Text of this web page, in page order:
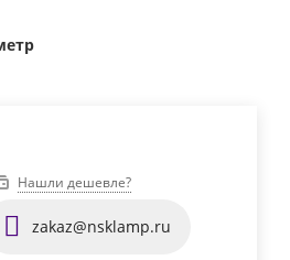
Нашли дешевле?
zakaz@nsklamp.ru